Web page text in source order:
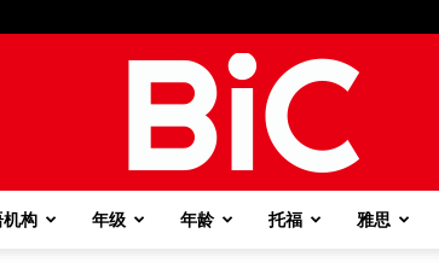
构 年级 年龄 托福 雅思